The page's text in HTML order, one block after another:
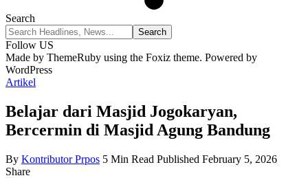
Search
Follow US
Made by ThemeRuby using the Foxiz theme. Powered by
WordPress
Artikel
Belajar dari Masjid Jogokaryan,
Bercermin di Masjid Agung Bandung
By Kontributor Prpos 5 Min Read Published February 5, 2026
Share